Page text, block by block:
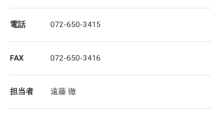
電話 072-650-3415
FAX 072-650-3416
担当者 遠藤 徹